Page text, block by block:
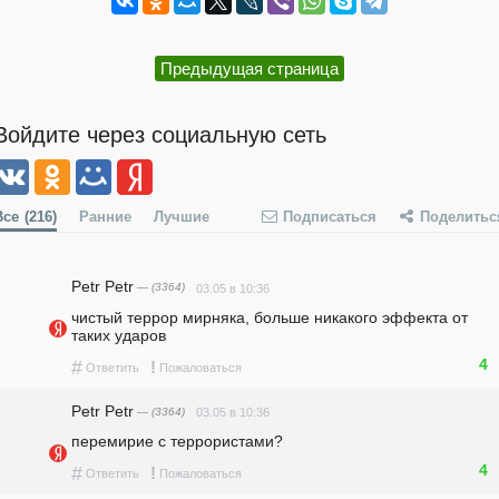
Предыдущая страница
через социальную сеть
(216) Ранние Лучшие Подписаться
Petr Petr — (3364) 03.05 в 10:36
чистый террор мирняка, больше никакого эффекта от
таких ударов
# Ответить ! Пожаловаться 4
Petr Petr — (3364) 03.05 в 10:36
перемирие с террористами?
# Ответить ! Пожаловаться 4